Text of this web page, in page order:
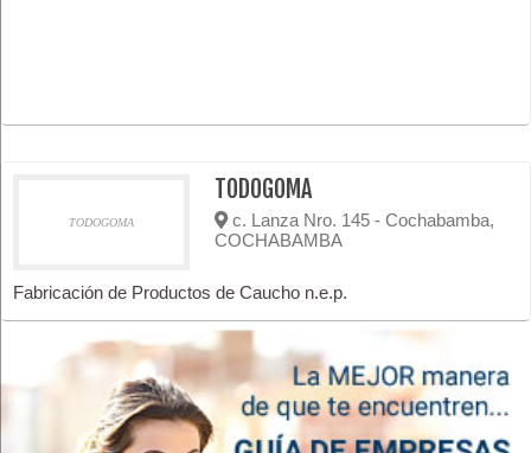
TODOGOMA
TODOGOMA
c. Lanza Nro. 145 - Cochabamba,
COCHABAMBA
Fabricación de Productos de Caucho n.e.p.